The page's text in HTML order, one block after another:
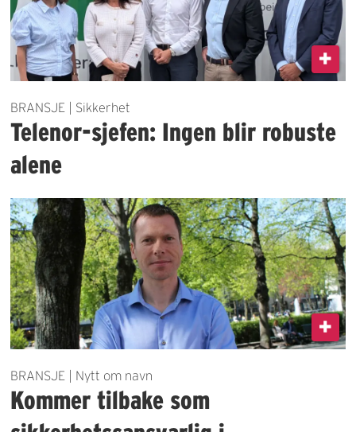
BRANSJE | Sikkerhet
Telenor-sjefen: Ingen blir robuste
alene
BRANSJE | Nytt om navn
Kommer tilbake som